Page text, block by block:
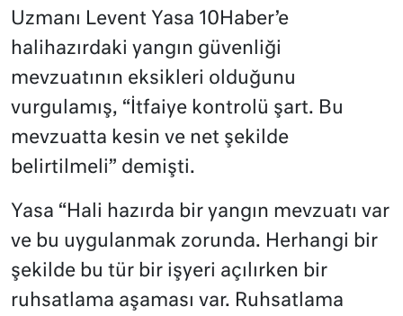
Uzmanı Levent Yasa 10Haber’e
halihazırdaki yangın güvenliği
mevzuatının eksikleri olduğunu
vurgulamış, “İtfaiye kontrolü şart. Bu
mevzuatta kesin ve net şekilde
belirtilmeli” demişti.
Yasa “Hali hazırda bir yangın mevzuatı var
ve bu uygulanmak zorunda. Herhangi bir
şekilde bu tür bir işyeri açılırken bir
ruhsatlama aşaması var. Ruhsatlama